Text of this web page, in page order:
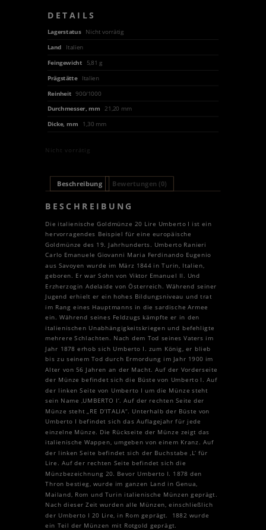
DETAILS
Lagerstatus
Nicht vorrätig
Land
Italien
Feingewicht
5,81 g
Prägstätte
Italien
Reinheit 900/1000
Durchmesser, mm
21,20 mm
Dicke, mm
1,30 mm
Nicht vorrätig
Beschreibung Bewertungen (0)
BESCHREIBUNG
Die italienische Goldmünze 20 Lire Umberto I ist ein
hervorragendes Beispiel für eine europäische
Goldmünze des 19. Jahrhunderts. Umberto Ranieri
Carlo Emanuele Giovanni Maria Ferdinando Eugenio
aus Savoyen wurde im März 1844 in Turin, Italien,
geboren. Er war Sohn von Viktor Emanuel II. Und
Erzherzogin Adelaide von Österreich. Während seiner
Jugend erhielt er ein hohes Bildungsniveau und trat
im Rang eines Hauptmanns in die sardische Armee
ein. Während seines Feldzugs kämpfte er in den
italienischen Unabhängigkeitskriegen und befehligte
mehrere Schlachten. Nach dem Tod seines Vaters im
Jahr 1878 erhob sich Umberto I. zum König, er blieb
bis zu seinem Tod durch Ermordung im Jahr 1900 im
Alter von 56 Jahren an der Macht. Auf der Vorderseite
der Münze befindet sich die Büste von Umberto I. Auf
der linken Seite von Umberto I um die Münze steht
sein Name ‚UMBERTO I‘. Auf der rechten Seite der
Münze steht „RE D’ITALIA“. Unterhalb der Büste von
Umberto I befindet sich das Auflagejahr für jede
einzelne Münze. Die Rückseite der Münze zeigt das
italienische Wappen, umgeben von einem Kranz. Auf
der linken Seite befindet sich der Buchstabe ‚L‘ für
Lire. Auf der rechten Seite befindet sich die
Münzbezeichnung 20. Bevor Umberto I. 1878 den
Thron bestieg, wurde im ganzen Land in Genua,
Mailand, Rom und Turin italienische Münzen geprägt.
Nach dieser Zeit wurden alle Münzen, einschließlich
der Umberto I 20 Lire, in Rom geprägt. 1882 wurde
ein Teil der Münzen mit Rotgold geprägt.